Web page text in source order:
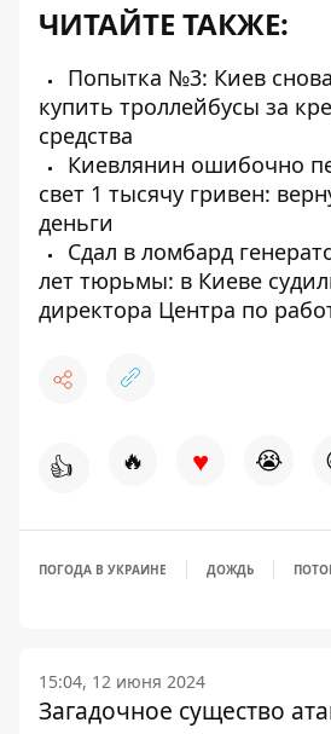
ЧИТАЙТЕ ТАКЖЕ:
Попытка №3: ​​Киев
купить троллейбусы за
средства
Киевлянин ошибочно
свет 1 тысячу гривен:
деньги
Сдал в ломбард
лет тюрьмы: в Киеве
директора Центра по
👍 🔥 ♥ 😭
ПОГОДА В УКРАИНЕ ДОЖДЬ
15:04, 12 июня 2024
Загадочное существо